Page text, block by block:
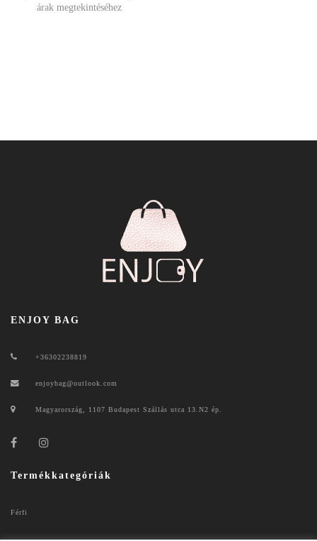
árak megtekintéséhez
ENJOY BAG
+36302238819
enjoybag@outlook.com
Magyarország, 1107 Budapest Szállás utca 13.N2 ép.
Termékkategóriák
Férfi